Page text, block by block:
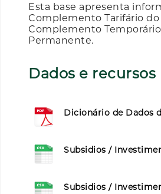
Esta base apresenta
Complemento Tarifário do
Complemento
Permanente.
Dados e recursos
Dicionário de Dados
Subsidios /
Subsidios /